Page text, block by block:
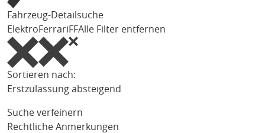
Fahrzeug-Detailsuche
ElektroFerrariFFAlle Filter entfernen
Sortieren nach:
Erstzulassung absteigend
Suche verfeinern
Rechtliche Anmerkungen